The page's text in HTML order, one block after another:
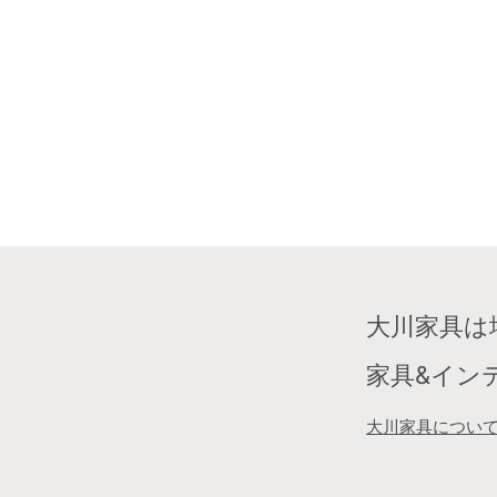
大川家具
家具&イン
大川家具につい